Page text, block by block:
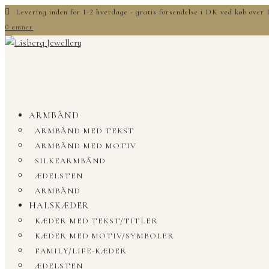
Levering inden for 1-2 hverdage - gratis forsendelse i DK ved køb
0 emner
ARMBÅND
ARMBÅND MED TEKST
ARMBÅND MED MOTIV
SILKEARMBÅND
ÆDELSTEN
ARMBÅND
HALSKÆDER
KÆDER MED TEKST/TITLER
KÆDER MED MOTIV/SYMBOLER
FAMILY/LIFE-KÆDER
ÆDELSTEN